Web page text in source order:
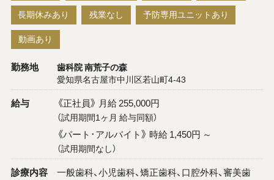
長期休みあり 残業なし 予防専用ユニットあり
動画あり
勤務地 歯科院 南荒子の森
愛知県名古屋市中川区若山町4-43
給与 《正社員》 月給 255,000円
（試用期間1ヶ月 給与同額）
《パート･アルバイト》 時給 1,450円 ～
（試用期間なし）
診療内容
一般歯科、小児歯科、矯正歯科、口腔外科、審美歯